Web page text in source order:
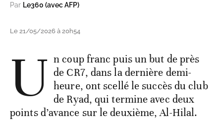
Par Le360 (avec AFP)
Le 21/05/2026 à 20h54
U n coup franc puis un but de près
de CR7, dans la dernière demi-
heure, ont scellé le succès du club
de Ryad, qui termine avec deux
points d’avance sur le deuxième, Al-Hilal.